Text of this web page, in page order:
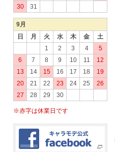
30
31
9月
日
月 火 水 木 金
土
1
2 3 4
5
6
7 8 9 10 11
12
13
14 15 16 17 18
19
20
21 22 23 24 25
26
27
28 29 30
※赤字は休業日です